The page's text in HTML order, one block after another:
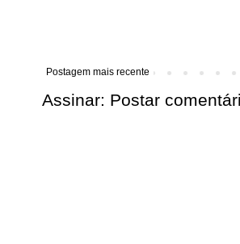
Postagem mais recente
Assinar: Postar